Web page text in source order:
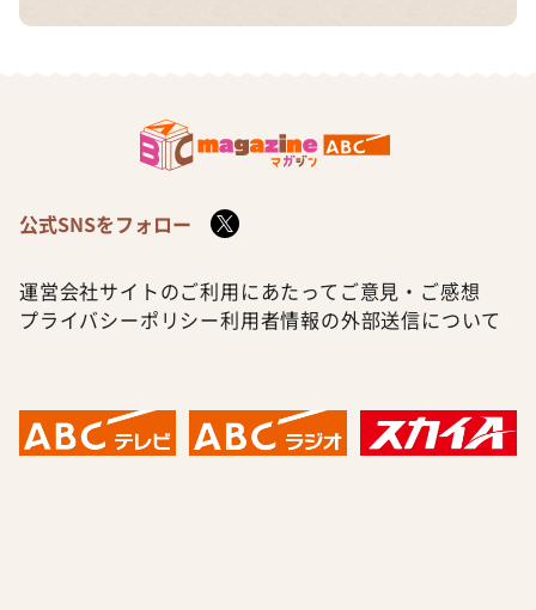
公式SNSをフォロー
運営会社サイトのご利用にあたって ご意見・ご感想
プライバシーポリシー利用者情報の外部送信について